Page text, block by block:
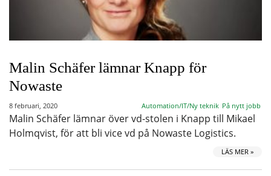
Malin Schäfer lämnar Knapp för
Nowaste
8 februari, 2020 Automation/IT/Ny teknik På nytt jobb
Malin Schäfer lämnar över vd-stolen i Knapp till Mikael
Holmqvist, för att bli vice vd på Nowaste Logistics.
LÄS MER »